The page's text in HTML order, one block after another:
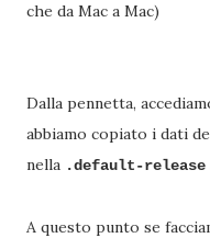
che da Mac a Mac)
Dalla pennetta,
abbiamo copiato i dati
nella .default-release
A questo punto se